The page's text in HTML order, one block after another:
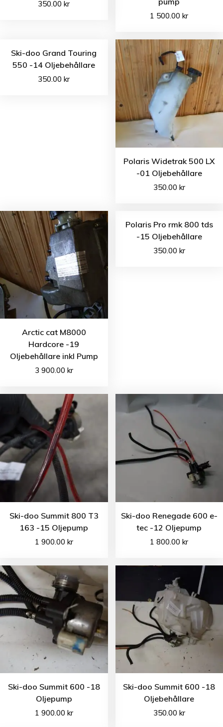
350.00kr
1 500.00kr
Ski-doo Grand Touring
550 -14 Oljebehållare
350.00kr
Polaris Widetrak 500 LX
-01 Oljebehållare
350.00 kr
Arctic cat M8000
Hardcore -19
Oljebehållare inkl Pump
3 900.00 kr
Polaris Pro rmk 800 tds
-15 Oljebehållare
350.00 kr
Ski-doo Summit 800 T3
163 -15 Oljepump
1 900.00 kr
Ski-doo Renegade 600 e-
tec -12 Oljepump
1 800.00kr
Ski-doo Summit 600 -18
Oljepump
1 900.00 kr
Ski-doo Summit 600 -18
Oljebehållare
350.00 kr